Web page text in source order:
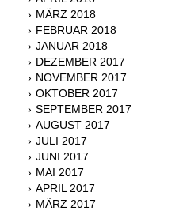
MÄRZ 2018
FEBRUAR 2018
JANUAR 2018
DEZEMBER 2017
NOVEMBER 2017
OKTOBER 2017
SEPTEMBER 2017
AUGUST 2017
JULI 2017
JUNI 2017
MAI 2017
APRIL 2017
MÄRZ 2017